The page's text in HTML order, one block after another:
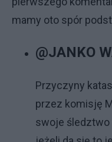
mamy oto spór
@JANKO
Przyczyny
przez komisję
swoje śledztwo